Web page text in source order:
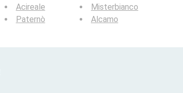
Acireale
Paternò
Misterbianco
Alcamo